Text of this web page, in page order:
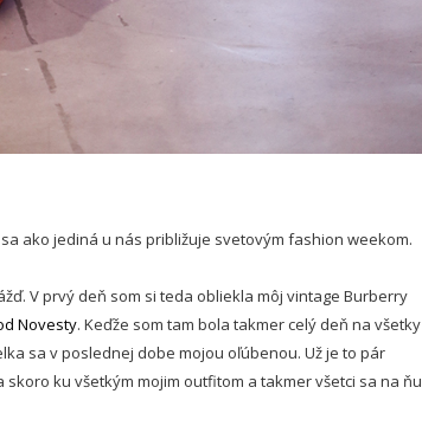
ako jediná u nás približuje svetovým fashion weekom.
V prvý deň som si teda obliekla môj vintage Burberry
Novesty. Keďže som tam bola takmer celý deň na všetky
sa v poslednej dobe mojou oľúbenou. Už je to pár
ku všetkým mojim outfitom a takmer všetci sa na ňu